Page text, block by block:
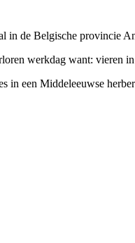
in de Belgische provincie
werkdag want: vieren
in een Middeleeuwse